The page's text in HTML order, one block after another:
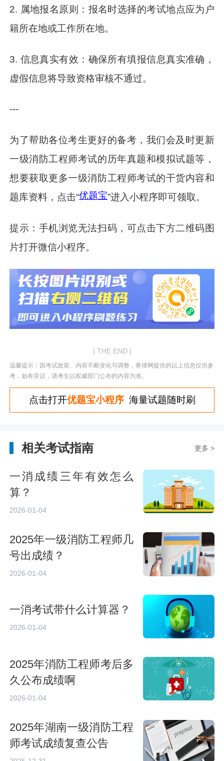
2. 属地报名原则：报名时选择的考试地点应为户
籍所在地或工作所在地。
3. 信息真实有效：确保所有填报信息真实准确，
虚假信息将导致资格审核不通过。
---
为了帮助各位考生更好的备考，我们会及时更新
一级消防工程师考试的历年真题和模拟试题等，
想要获取更多一级消防工程师考试的干货内容和
题库资料，点击“优题宝”进入小程序即可领取。
提示：手机浏览无法扫码，可点击下方二维码图
片打开微信小程序。
| THE END |
温馨提示：因考试政策、内容不断变化与调整，希律网提供的以上信息仅供参
考，如有异议，请考生以权威部门公布的内容为准。
点击打开优题宝小程序海量试题随时刷
相关考试指南 更多 >
一消成绩三年有效怎么
算？
2026-01-04
2025年一级消防工程师几
号出成绩？
2026-01-04
一消考试带什么计算器？
2026-01-04
2025年消防工程师考后多
久公布成绩啊
2026-01-04
2025年湖南一级消防工程
师考试成绩复查公告